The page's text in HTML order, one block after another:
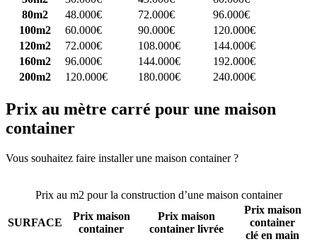
80m2
48.000€ 72.000€
96.000€
100m2
60.000€ 90.000€
120.000€
120m2
72.000€ 108.000€
144.000€
160m2
96.000€ 144.000€
192.000€
200m2
120.000€ 180.000€ 240.000€
Prix au mètre carré pour une maison
container
Vous souhaitez faire installer une maison container ?
Prix au m2 pour la construction d’une maison container
SURFACE
Prix maison
container
Prix maison
container livrée
Prix maison
container
clé en main